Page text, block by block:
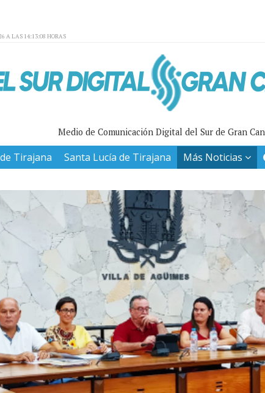
A LAS 14:13:08 HORAS
Medio de Comunicación Digital del Sur de Gran
Tirajana Santa Lucía de Tirajana Más Noticias